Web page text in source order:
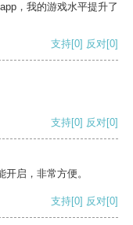
，我的游戏水平提升了
支持[0] 反对[0]
支持[0] 反对[0]
启，非常方便。
支持[0] 反对[0]